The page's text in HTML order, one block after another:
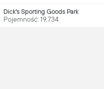
Dick's Sporting Goods Park
Pojemność: 19,734